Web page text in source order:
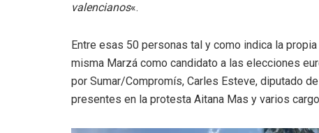
valencianos«.
Entre esas 50 personas tal y como indica la
misma Marzá como candidato a las elecciones
por Sumar/Compromís, Carles Esteve, diputado
presentes en la protesta Aitana Mas y varios